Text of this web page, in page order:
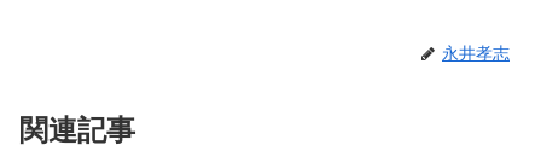
永井孝志
関連記事